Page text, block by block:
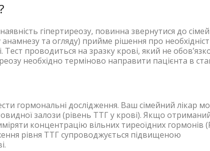
гіпертиреозу, повинна звернутися до
анамнезу та огляду) прийме рішення про
проводиться на зразку крові, який не
необхідно терміново направити пацієнта в
гормональні дослідження. Ваш сімейний лікар
залози (рівень ТТГ у крові). Якщо
концентрацію вільних тиреоїдних гормонів
рівня ТТГ супроводжується підвищеною